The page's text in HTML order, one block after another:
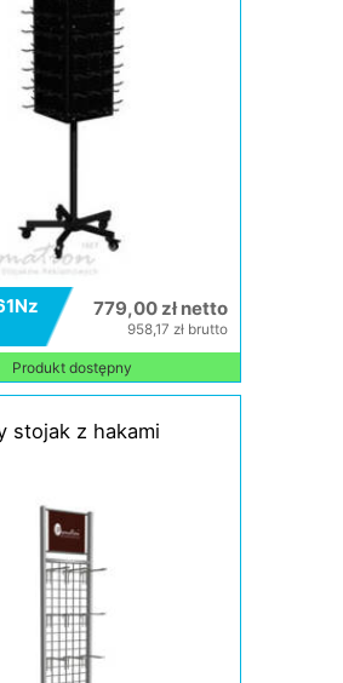
779,00 zł netto
958,17 zł brutto
Produkt dostępny
stojak z hakami